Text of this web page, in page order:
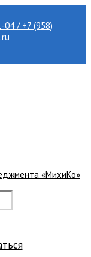
04 / +7 (958)